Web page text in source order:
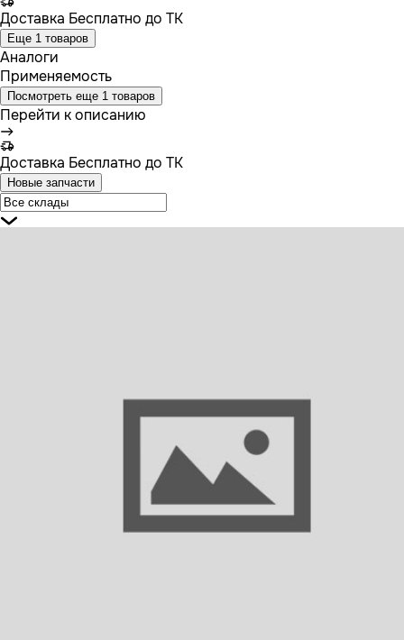
Доставка Бесплатно до ТК
Еще 1 товаров
Аналоги
Применяемость
Посмотреть еще 1 товаров
Перейти к описанию
Доставка Бесплатно до ТК
Новые запчасти